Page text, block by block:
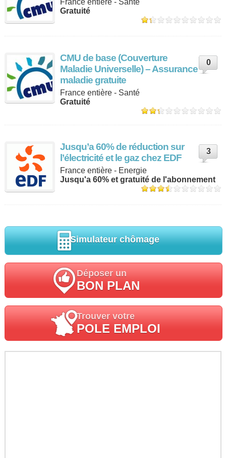
Gratuité
CMU de base (Couverture
Maladie Universelle) – Assurance
maladie gratuite
0
France entière - Santé
Gratuité
Jusqu’a 60% de réduction sur
l’électricité et le gaz chez EDF
3
France entière - Energie
Jusqu'a 60% et gratuité de l'abonnement
Simulateur chômage
Déposer un
BON PLAN
Trouver votre
POLE EMPLOI